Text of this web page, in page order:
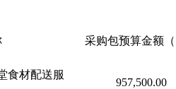
采购包预算金额
食材配送服
957,500.00